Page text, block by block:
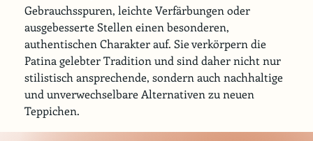
Gebrauchsspuren, leichte Verfärbungen oder
ausgebesserte Stellen einen besonderen,
authentischen Charakter auf. Sie verkörpern die
Patina gelebter Tradition und sind daher nicht nur
stilistisch ansprechende, sondern auch nachhaltige
und unverwechselbare Alternativen zu neuen
Teppichen.